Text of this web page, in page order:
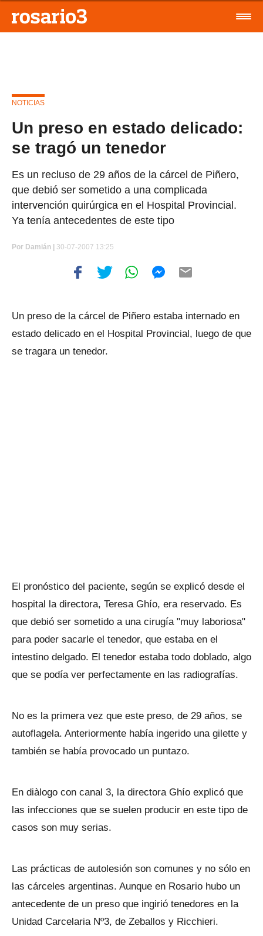
NOTICIAS
Un preso en estado delicado:
se tragó un tenedor
Es un recluso de 29 años de la cárcel de Piñero,
que debió ser sometido a una complicada
intervención quirúrgica en el Hospital Provincial.
Ya tenía antecedentes de este tipo
Por Damián | 30-07-2007 13:25
Un preso de la cárcel de Piñero estaba internado en
estado delicado en el Hospital Provincial, luego de que
se tragara un tenedor.
El pronóstico del paciente, según se explicó desde el
hospital la directora, Teresa Ghío, era reservado. Es
que debió ser sometido a una cirugía "muy laboriosa"
para poder sacarle el tenedor, que estaba en el
intestino delgado. El tenedor estaba todo doblado, algo
que se podía ver perfectamente en las radiografías.
No es la primera vez que este preso, de 29 años, se
autoflagela. Anteriormente había ingerido una gilette y
también se había provocado un puntazo.
En diàlogo con canal 3, la directora Ghío explicó que
las infecciones que se suelen producir en este tipo de
casos son muy serias.
Las prácticas de autolesión son comunes y no sólo en
las cárceles argentinas. Aunque en Rosario hubo un
antecedente de un preso que ingirió tenedores en la
Unidad Carcelaria Nº3, de Zeballos y Ricchieri.